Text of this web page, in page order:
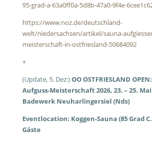
95-grad-a-63a0ff0a-5d8b-47a0-9f4e-
https://www.noz.de/deutschland-
welt/niedersachsen/artikel/sauna-
meisterschaft-in-ostfriesland-50684092
+
(Update, 5. Dez:)OO OSTFRIESLAND
Aufguss-Meisterschaft 2026, 23. – 25. Mai
Badewerk Neuharlingersiel (Nds)
Eventlocation: Koggen-Sauna (85 Grad
Gäste